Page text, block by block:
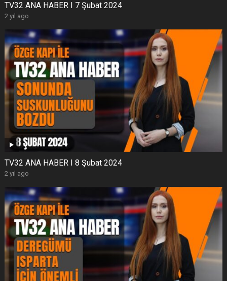
TV32 ANA HABER I 7 Şubat 2024
2 yıl ago
TV32 ANA HABER I 8 Şubat 2024
2 yıl ago